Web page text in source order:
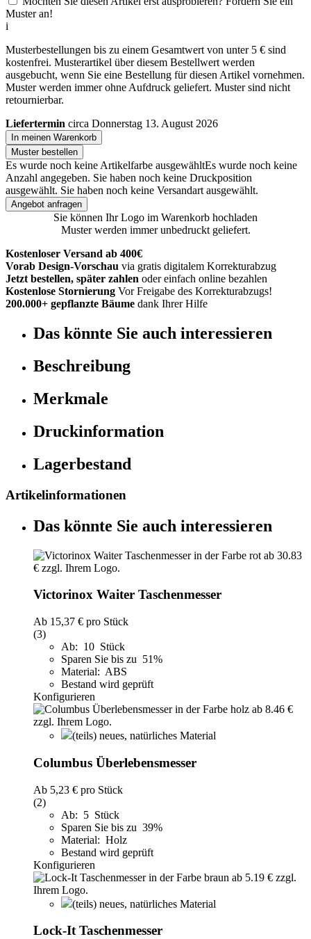
Muster an!
i
Musterbestellungen bis zu einem Gesamtwert von unter 5 € sind
kostenfrei. Musterartikel über diesem Bestellwert werden
ausgebucht, wenn Sie eine Bestellung für diesen Artikel vornehmen.
Muster werden immer ohne Aufdruck geliefert. Muster sind nicht
retournierbar.
Liefertermin circa Donnerstag 13. August 2026
In meinen Warenkorb
Muster bestellen
Es wurde noch keine Artikelfarbe ausgewähltEs wurde noch keine
Anzahl angegeben. Sie haben noch keine Druckposition
ausgewählt. Sie haben noch keine Versandart ausgewählt.
Angebot anfragen
Sie können Ihr Logo im Warenkorb hochladen
Muster werden immer unbedruckt geliefert.
Kostenloser Versand ab 400€
Vorab Design-Vorschau via gratis digitalem Korrekturabzug
Jetzt bestellen, später zahlen oder einfach online bezahlen
Kostenlose Stornierung Vor Freigabe des Korrekturabzugs!
200.000+ gepflanzte Bäume dank Ihrer Hilfe
Das könnte Sie auch interessieren
Beschreibung
Merkmale
Druckinformation
Lagerbestand
Artikelinformationen
Das könnte Sie auch interessieren
Victorinox Waiter Taschenmesser
Ab 15,37 € pro Stück
(3)
Ab: 10 Stück
Sparen Sie bis zu 51%
Material: ABS
Bestand wird geprüft
Konfigurieren
(teils) neues, natürliches Material
Columbus Überlebensmesser
Ab 5,23 € pro Stück
(2)
Ab: 5 Stück
Sparen Sie bis zu 39%
Material: Holz
Bestand wird geprüft
Konfigurieren
(teils) neues, natürliches Material
Lock-It Taschenmesser